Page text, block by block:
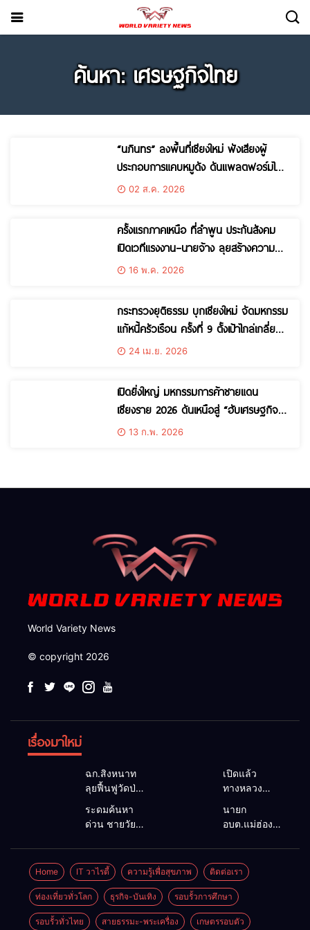
ค้นหา: เศรษฐกิจไทย
“นภินทร” ลงพื้นที่เชียงใหม่ ฟังเสียงผู้
ประกอบการแคบหมูดัง ดันแพลตฟอร์มไทย
สู้ยักษ์ใหญ่ต่างชาติ ยกระดับ SMEs
02 ส.ค. 2026
ครั้งแรกภาคเหนือ ที่ลำพูน ประกันสังคม
เปิดเวทีแรงงาน–นายจ้าง ลุยสร้างความ
เข้าใจสิทธิประโยชน์ พร้อมเดินหน้า “สินเชื่อ
16 พ.ค. 2026
กระทรวงยุติธรรม บุกเชียงใหม่ จัดมหกรรม
แก้หนี้ครัวเรือน ครั้งที่ 9 ตั้งเป้าไกล่เกลี่ยลูก
หนี้กว่า 1.2 หมื่นราย ทุนทรัพย์กว่า 3,600
24 เม.ย. 2026
เปิดยิ่งใหญ่ มหกรรมการค้าชายแดน
เชียงราย 2026 ดันเหนือสู่ “ฮับเศรษฐกิจ
ลุ่มน้ำโขง” เชื่อมตลาดโลกเต็มสปีด
13 ก.พ. 2026
World Variety News
© copyright 2026
เรื่องมาใหม่
ฉก.สิงหนาท
ลุยฟื้นฟูวัดป่า
ถ้ำวัว ระดม
กำลังเคลียร์
ใต้สะพาน
ซ่อมคอ
สะพาน 1095
ช่วยชาวบ้าน
ฝ่าวิกฤตน้ำป่า
หลาก
เปิดแล้ว
ทางหลวง
ตามปกติ หลัง
คอสะพานแม่
สุยะขาดจาก
น้ำป่า รองผู้
ว่าฯ
แม่ฮ่องสอน
สั่งเฝ้าระวัง
24 ชั่วโมง
ระดมค้นหา
ด่วน ชายวัย
ปริศนาริมลำ
น้ำยวม
แม่ลาน้อย
เปิดศูนย์ช่วย
เหลือ เร่ง
ค้นหาทั้งทาง
นายก
อบต.แม่ฮ่องสอน
แก้วิกฤตแม่น้ำ
สาละวินปน
เปื้อน พร้อม
ปลดล็อก
กฎหมาย
พัฒนา
Home IT วาไรตี้ ความรู้เพื่อสุขภาพ ติดต่อเรา
ท่องเที่ยวทั่วโลก ธุรกิจ-บันเทิง รอบรั้วการศึกษา
รอบรั้วทั่วไทย สายธรรมะ-พระเครื่อง เกษตรรอบตัว